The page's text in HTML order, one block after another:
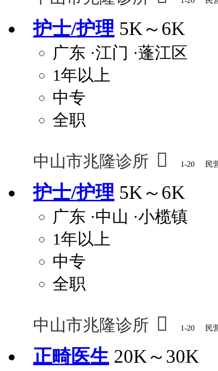
护士/护理 5K～6K
广东 ·江门 ·蓬江区
1年以上
中专
全职
中山市兆隆诊所  1-20 民
护士/护理 5K～6K
广东 ·中山 ·小榄镇
1年以上
中专
全职
中山市兆隆诊所  1-20 民
正畸医生 20K～30K